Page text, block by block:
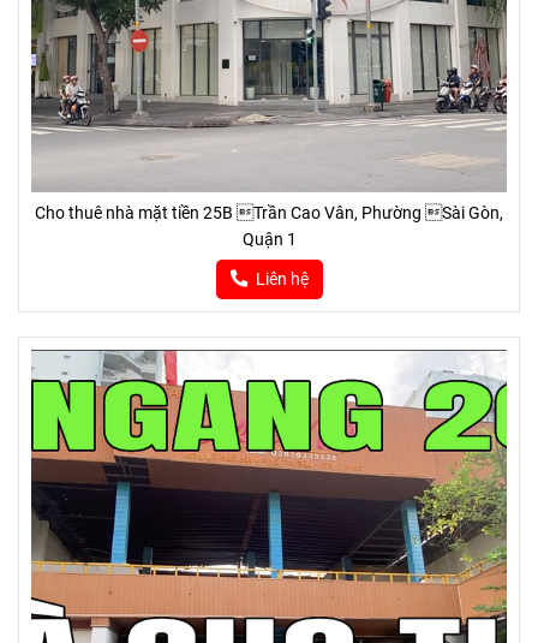
Cho thuê nhà mặt tiền 25B Trần Cao Vân, Phường Sài Gòn,
Quận 1
Liên hệ